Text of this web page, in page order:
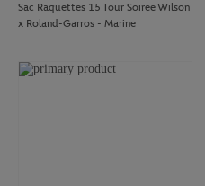
Sac Raquettes 15 Tour Soiree Wilson
x Roland-Garros - Marine